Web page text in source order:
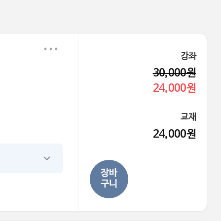
강좌
30,000원
24,000원
교재
24,000원
장바
구니